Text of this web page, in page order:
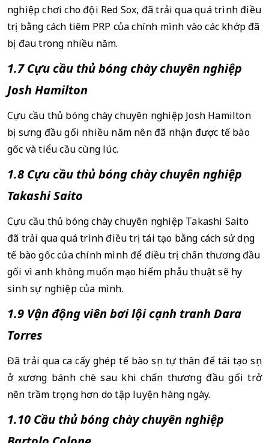
nghiệp chơi cho đội Red Sox, đã trải qua quá trình điều
trị bằng cách tiêm PRP của chính mình vào các khớp đã
bị đau trong nhiều năm.
1.7 Cựu cầu thủ bóng chày chuyên nghiệp
Josh Hamilton
Cựu cầu thủ bóng chày chuyên nghiệp Josh Hamilton
bị sưng đầu gối nhiều năm nên đã nhận được tế bào
gốc và tiểu cầu cùng lúc.
1.8 Cựu cầu thủ bóng chày chuyên nghiệp
Takashi Saito
Cựu cầu thủ bóng chày chuyên nghiệp Takashi Saito
đã trải qua quá trình điều trị tái tạo bằng cách sử dụng
tế bào gốc của chính mình để điều trị chấn thương đầu
gối vì anh không muốn mạo hiểm phẫu thuật sẽ hy
sinh sự nghiệp của mình.
1.9 Vận động viên bơi lội cạnh tranh Dara
Torres
Đã trải qua ca cấy ghép tế bào sụn tự thân để tái tạo sụn
ở xương bánh chè sau khi chấn thương đầu gối trở
nên trầm trọng hơn do tập luyện hàng ngày.
1.10 Cầu thủ bóng chày chuyên nghiệp